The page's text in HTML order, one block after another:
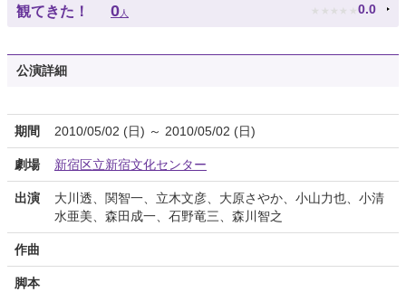
観てきた！ 0人 ★ ★ ★ ★ ★ 0.0
公演詳細
期間 2010/05/02 (日) ～ 2010/05/02 (日)
劇場 新宿区立新宿文化センター
出演
大川透、関智一、立木文彦、大原さやか、小山力也、小清
水亜美、森田成一、石野竜三、森川智之
作曲
脚本